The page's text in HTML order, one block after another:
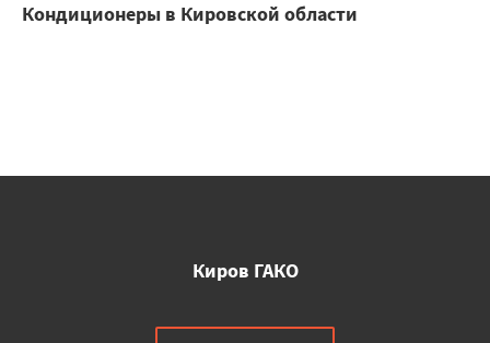
Кондиционеры в Кировской области
Киров ГАКО